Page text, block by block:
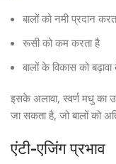
बालों को नमी प्रदान
रूसी को कम करता है
बालों के विकास को बढ़ावा
इसके अलावा, स्वर्ण मधु का
जा सकता है, जो बालों को
एंटी-एजिंग प्रभाव